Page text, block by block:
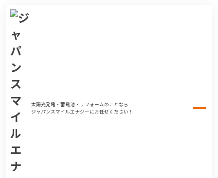
太陽光発電・蓄電池・リフォームのことなら
ジャパンスマイルエナジーにお任せください！